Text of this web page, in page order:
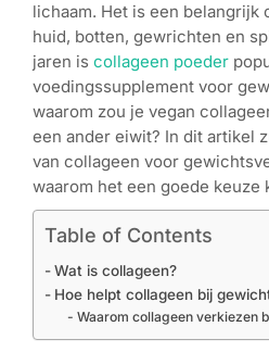
lichaam. Het is een belangrijk
huid, botten, gewrichten en
jaren is collageen poeder
voedingssupplement voor
waarom zou je vegan
een ander eiwit? In dit artikel
van collageen voor
waarom het een goede keuze
Table of Contents
Wat is collageen?
Hoe helpt collageen bij
Waarom collageen verkiezen